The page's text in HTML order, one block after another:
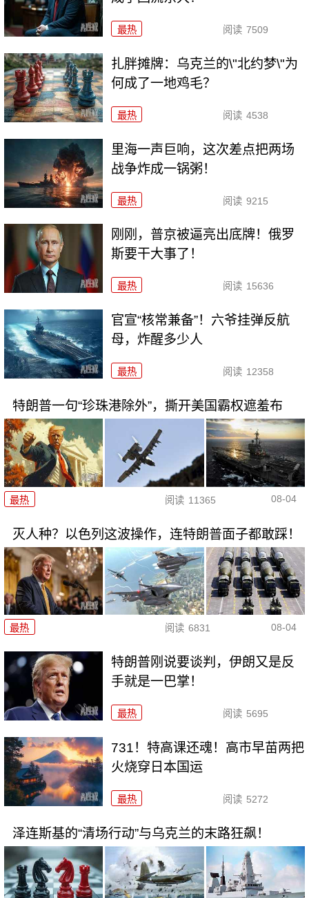
最热 阅读 7509
扎胖摊牌：乌克兰的\"北约梦\"为
何成了一地鸡毛？
最热 阅读 4538
里海一声巨响，这次差点把两场
战争炸成一锅粥！
最热 阅读 9215
刚刚，普京被逼亮出底牌！俄罗
斯要干大事了！
最热 阅读 15636
官宣“核常兼备”！六爷挂弹反航
母，炸醒多少人
最热 阅读 12358
特朗普一句“珍珠港除外”，撕开美国霸权遮羞布
最热 阅读 11365 08-04
灭人种？以色列这波操作，连特朗普面子都敢踩！
最热 阅读 6831 08-04
特朗普刚说要谈判，伊朗又是反
手就是一巴掌！
最热 阅读 5695
731！特高课还魂！高市早苗两把
火烧穿日本国运
最热 阅读 5272
泽连斯基的“清场行动”与乌克兰的末路狂飙！